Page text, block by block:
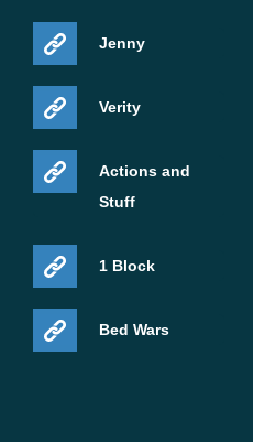
Minecraft является
сайт не аффилирован с
разработчиками.
Официальный
Эта статья основана на
заметках Mojang для
https://
us/articles/
Jenny
Verity
Actions and
Stuff
1 Block
Bed Wars